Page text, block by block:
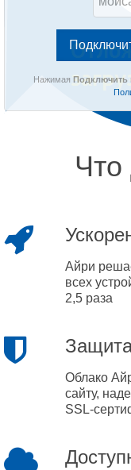
Нажимая Подключить
Что
Айри
всех
2,5 раза
Облако
сайту,
SSL-